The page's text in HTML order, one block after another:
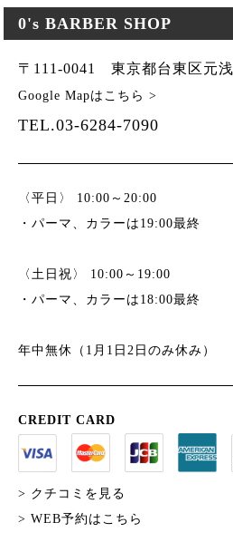
0's BARBER SHOP
〒111-0041 東京都台東区元
Google Mapはこちら >
TEL.03-6284-7090
〈平日〉 10:00～20:00
・パーマ、カラーは19:00最終
〈土日祝〉 10:00～19:00
・パーマ、カラーは18:00最終
年中無休（1月1日2日のみ休み）
CREDIT CARD
> クチコミを見る
> WEB予約はこちら